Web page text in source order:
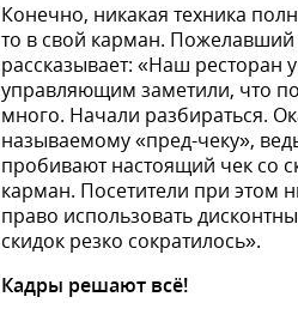
Конечно, никакая техника
то в свой карман. Пожелавший
рассказывает: «Наш ресторан
управляющим заметили, что
много. Начали разбираться.
называемому «пред-чеку»,
пробивают настоящий чек со
карман. Посетители при этом
право использовать
скидок резко сократилось».
Кадры решают всё!